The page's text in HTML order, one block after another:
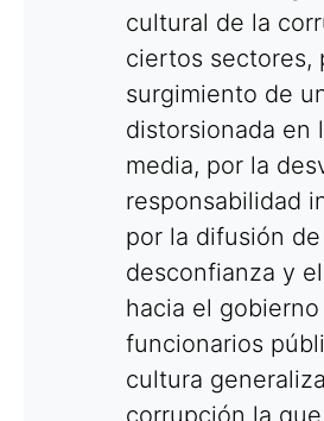
cultural de la
ciertos sectores,
surgimiento de
distorsionada en
media, por la
responsabilidad
por la difusión de
desconfianza y
hacia el
funcionarios
cultura